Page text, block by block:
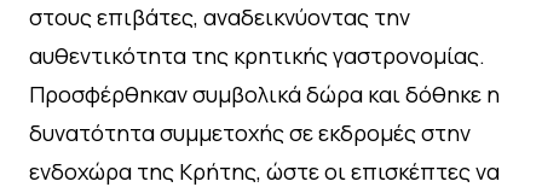
στους επιβάτες, αναδεικνύοντας την
αυθεντικότητα της κρητικής γαστρονομίας.
Προσφέρθηκαν συμβολικά δώρα και δόθηκε η
δυνατότητα συμμετοχής σε εκδρομές στην
ενδοχώρα της Κρήτης, ώστε οι επισκέπτες να